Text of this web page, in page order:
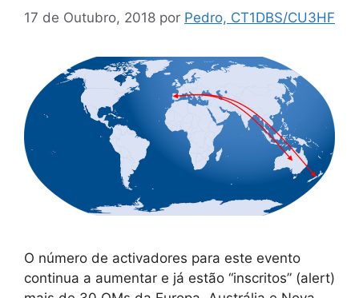
17 de Outubro, 2018 por Pedro, CT1DBS/CU3HF
O número de activadores para este evento
continua a aumentar e já estão “inscritos” (alert)